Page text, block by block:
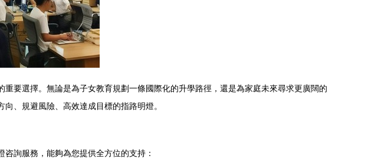
要選擇。無論是為子女教育規劃一條國際化的升學路徑，還是為家庭未來尋求更廣闊的
、規避風險、高效達成目標的指路明燈。
詢服務，能夠為您提供全方位的支持：